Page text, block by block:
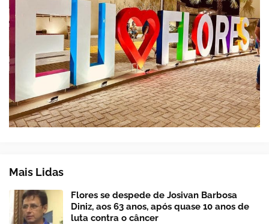
Mais Lidas
Flores se despede de Josivan Barbosa
Diniz, aos 63 anos, após quase 10 anos de
luta contra o câncer